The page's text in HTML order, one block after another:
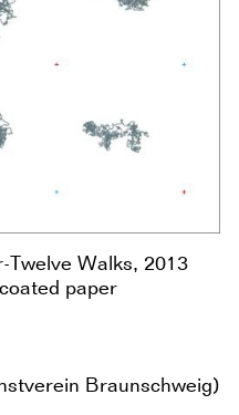
Twelve Walks, 2013
paper
Braunschweig)